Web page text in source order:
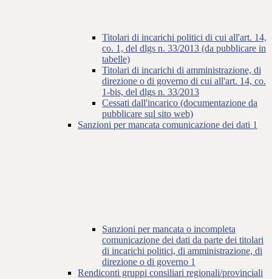
Titolari di incarichi politici di cui all'art. 14,
co. 1, del dlgs n. 33/2013 (da pubblicare in
tabelle)
Titolari di incarichi di amministrazione, di
direzione o di governo di cui all'art. 14, co.
1-bis, del dlgs n. 33/2013
Cessati dall'incarico (documentazione da
pubblicare sul sito web)
Sanzioni per mancata comunicazione dei dati 1
Sanzioni per mancata o incompleta
comunicazione dei dati da parte dei titolari
di incarichi politici, di amministrazione, di
direzione o di governo 1
Rendiconti gruppi consiliari regionali/provinciali